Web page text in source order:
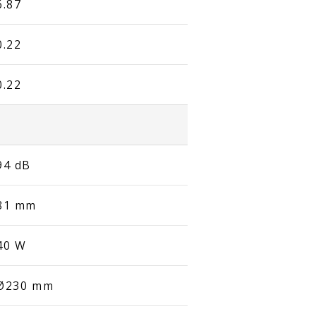
dB
mm
W
mm